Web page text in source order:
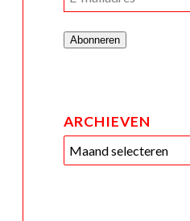
mailadres
Abonneren
ARCHIEVEN